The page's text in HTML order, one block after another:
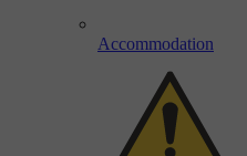
Accommodation